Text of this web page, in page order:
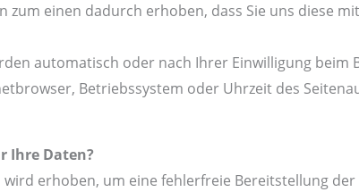
zum einen dadurch erhoben, dass Sie uns diese
automatisch oder nach Ihrer Einwilligung beim
Betriebssystem oder Uhrzeit des
Ihre Daten?
wird erhoben, um eine fehlerfreie Bereitstellung